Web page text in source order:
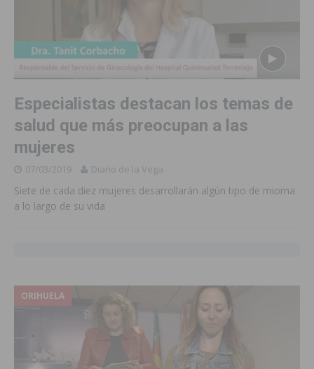
Especialistas destacan los temas de
salud que más preocupan a las
mujeres
07/03/2019 Diario de la Vega
Siete de cada diez mujeres desarrollarán algún tipo de mioma
a lo largo de su vida
ORIHUELA